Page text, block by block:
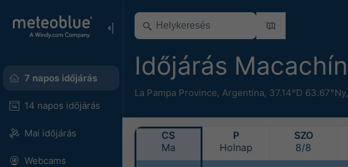
7 napos időjárás
14 napos időjárás
Mai időjárás
Webcams
Időjárás Macachín
La Pampa Province, Argentína, 37.14°D 63.67°Ny,
CS
Ma
P
Holnap
SZO
8/8